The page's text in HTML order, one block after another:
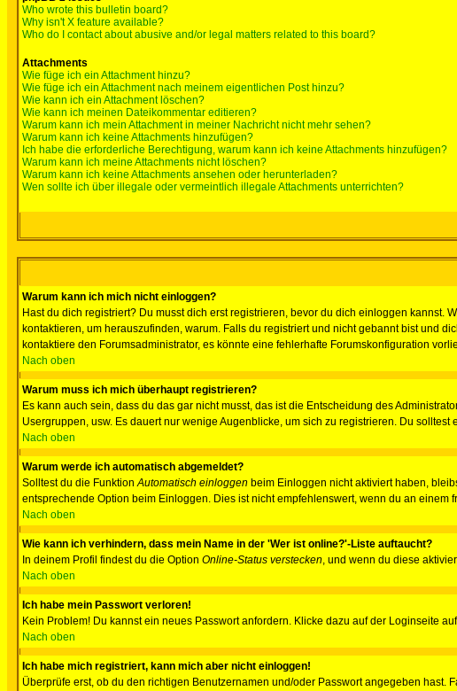
Who wrote this bulletin board?
Why isn't X feature available?
Who do I contact about abusive and/or legal matters related to this board?
Attachments
Wie füge ich ein Attachment hinzu?
Wie füge ich ein Attachment nach meinem eigentlichen Post hinzu?
Wie kann ich ein Attachment löschen?
Wie kann ich meinen Dateikommentar editieren?
Warum kann ich mein Attachment in meiner Nachricht nicht mehr sehen?
Warum kann ich keine Attachments hinzufügen?
Ich habe die erforderliche Berechtigung, warum kann ich keine Attachments hinzufügen?
Warum kann ich meine Attachments nicht löschen?
Warum kann ich keine Attachments ansehen oder herunterladen?
Wen sollte ich über illegale oder vermeintlich illegale Attachments unterrichten?
Warum kann ich mich nicht einloggen?
Hast du dich registriert? Du musst dich erst registrieren, bevor du dich einloggen kannst.
kontaktieren, um herauszufinden, warum. Falls du registriert und nicht gebannt bist und
kontaktiere den Forumsadministrator, es könnte eine fehlerhafte Forumskonfiguration
Nach oben
Warum muss ich mich überhaupt registrieren?
Es kann auch sein, dass du das gar nicht musst, das ist die Entscheidung des
Usergruppen, usw. Es dauert nur wenige Augenblicke, um sich zu registrieren. Du solltest
Nach oben
Warum werde ich automatisch abgemeldet?
Solltest du die FunktionAutomatisch einloggen beim Einloggen nicht aktiviert haben,
entsprechende Option beim Einloggen. Dies ist nicht empfehlenswert, wenn du an
Nach oben
Wie kann ich verhindern, dass mein Name in der 'Wer ist online?'-Liste auftaucht?
In deinem Profil findest du die Option Online-Status verstecken, und wenn du diese
Nach oben
Ich habe mein Passwort verloren!
Kein Problem! Du kannst ein neues Passwort anfordern. Klicke dazu auf der Loginseite auf
Nach oben
Ich habe mich registriert, kann mich aber nicht einloggen!
Überprüfe erst, ob du den richtigen Benutzernamen und/oder Passwort angegeben hast.